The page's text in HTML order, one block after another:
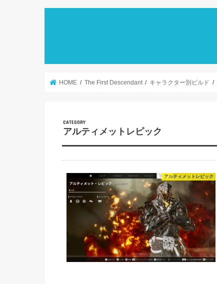
HOME The First Descendant キャラクター別ビルド
アルティメットレピック
アルティメットレピック